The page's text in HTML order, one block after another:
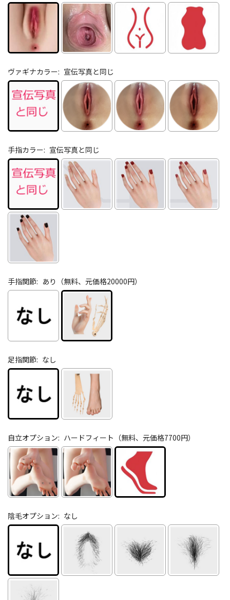
ヴァギナカラー: 宣伝写真と同じ
手指カラー: 宣伝写真と同じ
手指関節: あり（無料、元価格20000円）
足指関節: なし
自立オプション: ハードフィート（無料、元価格7700円）
陰毛オプション: なし